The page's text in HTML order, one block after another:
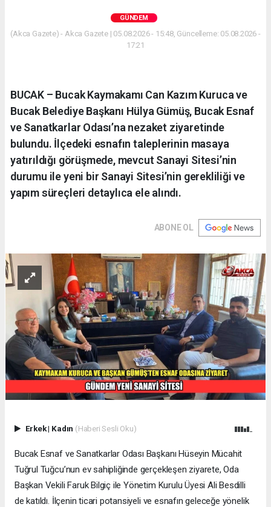
GÜNDEM
(Akca Gazete) - Akca Gazete | 05.08.2026 - 15:48, Güncelleme: 05.08.2026 -
17:21
BUCAK – Bucak Kaymakamı Can Kazım Kuruca ve
Bucak Belediye Başkanı Hülya Gümüş, Bucak Esnaf
ve Sanatkarlar Odası’na nezaket ziyaretinde
bulundu. İlçedeki esnafın taleplerinin masaya
yatırıldığı görüşmede, mevcut Sanayi Sitesi’nin
durumu ile yeni bir Sanayi Sitesi’nin gerekliliği ve
yapım süreçleri detaylıca ele alındı.
ABONE OL
Erkek| Kadın (Haberi Sesli Oku)
Bucak Esnaf ve Sanatkarlar Odası Başkanı Hüseyin Mücahit
Tuğrul Tuğcu’nun ev sahipliğinde gerçekleşen ziyarete, Oda
Başkan Vekili Faruk Bilgiç ile Yönetim Kurulu Üyesi Ali Besdilli
de katıldı. İlçenin ticari potansiyeli ve esnafın geleceğe yönelik